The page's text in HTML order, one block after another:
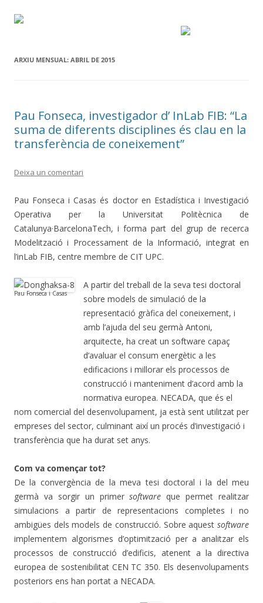
ARXIU MENSUAL: ABRIL DE 2015
Pau Fonseca, investigador d’ InLab FIB: “La
suma de diferents disciplines és clau en la
transferència de coneixement”
Deixa un comentari
Pau Fonseca i Casas és doctor en Estadística i Investigació
Operativa per la Universitat Politècnica de
Catalunya·BarcelonaTech, i forma part del grup de recerca
Modelització i Processament de la Informació, integrat en
l’inLab FIB, centre membre de CIT UPC.
Pau Fonseca i Casas
A partir del treball de la seva tesi doctoral
sobre models de simulació de la
representació gràfica del coneixement, i
amb l’ajuda del seu germà Antoni,
arquitecte, ha creat un software capaç
d’avaluar el consum energètic a les
edificacions i millorar els processos de
construcció i manteniment d’acord amb la
normativa europea. NECADA, que és el
nom comercial del desenvolupament, ja està sent utilitzat per
empreses del sector, culminant així un procés d’investigació i
transferència que ha durat set anys.
Com va començar tot?
De la convergència de la meva tesi doctoral i la del meu
germà va sorgir un primersoftware que permet realitzar
simulacions a partir de representacions completes i no
ambigües dels models de construcció. Sobre aquest software
implementem algorismes d’optimització per a analitzar els
processos de construcció d’edificis, atenent a la directiva
europea de sostenibilitat CEN TC 350. Els desenvolupaments
posteriors ens han portat a NECADA.